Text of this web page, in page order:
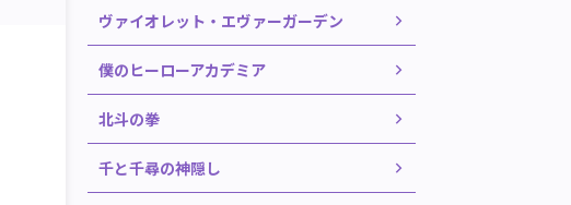
ヴァイオレット・エヴァーガーデン
僕のヒーローアカデミア
北斗の拳
千と千尋の神隠し